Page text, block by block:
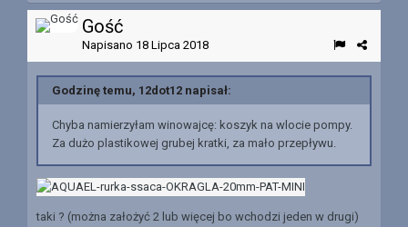
Gość
Napisano 18 Lipca 2018
Godzinę temu, 12dot12 napisał:
Chyba namierzyłam winowajcę: koszyk na wlocie pompy.
Za dużo plastikowej grubej kratki, za mało przepływu.
taki ? (można założyć 2 lub więcej bo wchodzi jeden w drugi)